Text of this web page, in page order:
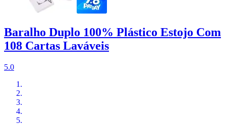
Baralho Duplo 100% Plástico Estojo Com
108 Cartas Laváveis
5.0